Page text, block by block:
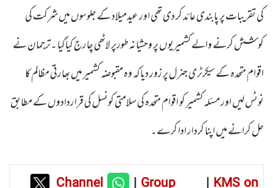
کی تقریبات پر پابندی عائد کر دی تھی اور عیدمیلاد کے جلوسوں میں شرکت کی
کوشش کرنے والے کشمیریوں پر وحشیانہ طورپر لاٹھی چارج کیاگیا ۔ترجمان نے
اقوام متحدہ کے سیکرٹری جنرل پر زور دیا کہ وہ مقبوضہ کشمیر میں بھارتی مظالم کا
نوٹس لیں اور مسئلہ کشمیر کو اقوام متحدہ کی سلامتی کونسل کی قراردادوں کے مطابق
حل کرانے میں اپنا کردار ادا کرے۔